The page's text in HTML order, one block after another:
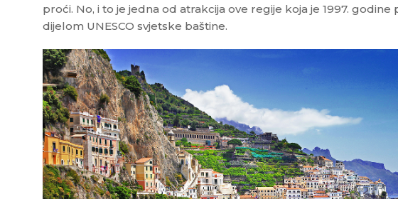
proći. No, i to je jedna od atrakcija ove regije koja je 1997. godine
dijelom UNESCO svjetske baštine.